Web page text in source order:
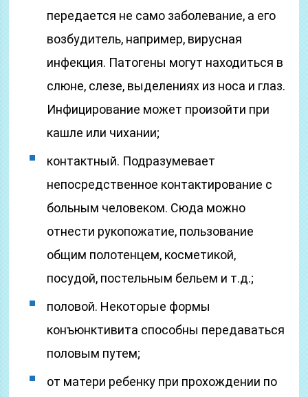
передается не само заболевание, а его
возбудитель, например, вирусная
инфекция. Патогены могут находиться в
слюне, слезе, выделениях из носа и глаз.
Инфицирование может произойти при
кашле или чихании;
контактный. Подразумевает
непосредственное контактирование с
больным человеком. Сюда можно
отнести рукопожатие, пользование
общим полотенцем, косметикой,
посудой, постельным бельем и т.д.;
половой. Некоторые формы
конъюнктивита способны передаваться
половым путем;
от матери ребенку при прохождении по